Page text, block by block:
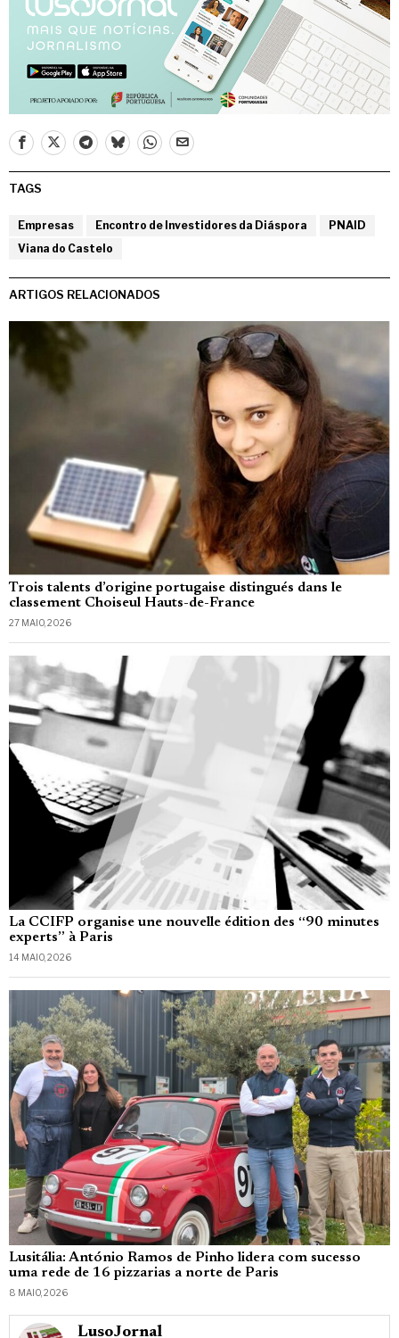
TAGS
Empresas Encontro de Investidores da Diáspora
PNAID
Viana do Castelo
ARTIGOS RELACIONADOS
Trois talents d’origine portugaise distingués dans le
classement Choiseul Hauts-de-France
27 MAIO, 2026
La CCIFP organise une nouvelle édition des “90 minutes
experts” à Paris
14 MAIO, 2026
Lusitália: António Ramos de Pinho lidera com sucesso
uma rede de 16 pizzarias a norte de Paris
8 MAIO, 2026
_LusoJornal